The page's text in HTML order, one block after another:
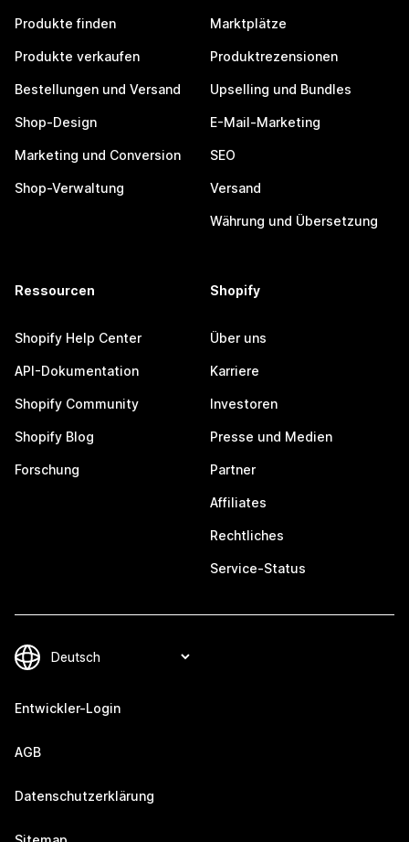
Produkte finden
Produkte verkaufen
Bestellungen und Versand
Shop-Design
Marketing und Conversion
Shop-Verwaltung
Marktplätze
Produktrezensionen
Upselling und Bundles
E-Mail-Marketing
SEO
Versand
Währung und Übersetzung
Ressourcen
Shopify Help Center
API-Dokumentation
Shopify Community
Shopify Blog
Forschung
Shopify
Über uns
Karriere
Investoren
Presse und Medien
Partner
Affiliates
Rechtliches
Service-Status
Entwickler-Login
AGB
Datenschutzerklärung